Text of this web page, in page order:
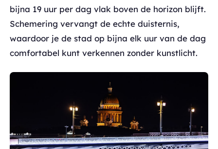
bijna 19 uur per dag vlak boven de horizon blijft.
Schemering vervangt de echte duisternis,
waardoor je de stad op bijna elk uur van de dag
comfortabel kunt verkennen zonder kunstlicht.